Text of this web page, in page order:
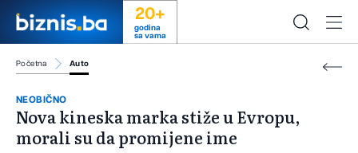
20+
godina
sa vama
Početna Auto
NEOBIČNO
Nova kineska marka stiže u Evropu,
morali su da promijene ime